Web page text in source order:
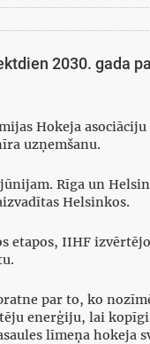
2030. gada
Hokeja
uzņemšanu.
Rīga un
Helsinkos.
etapos, IIHF
par to, ko
enerģiju, lai
līmeņa hokeja